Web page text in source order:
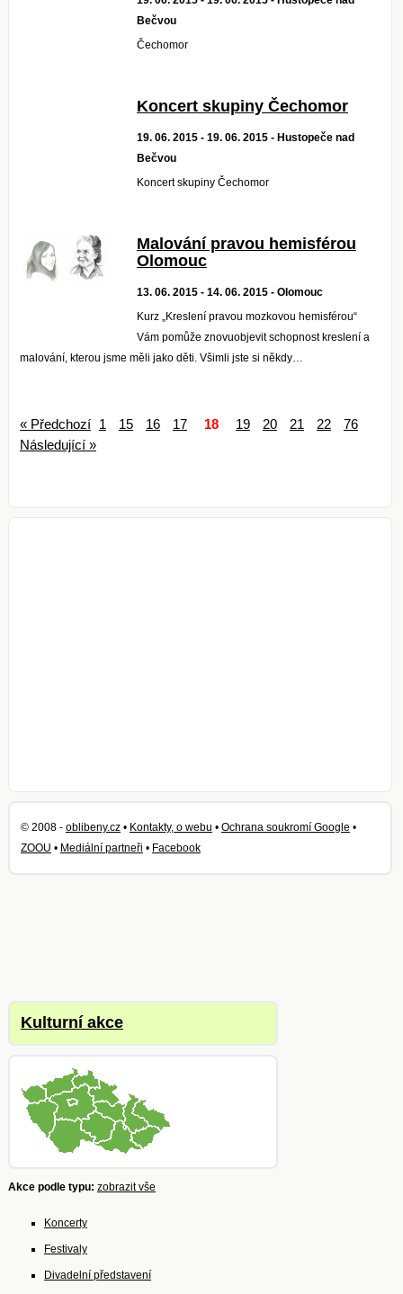
Bečvou
Čechomor
Koncert skupiny Čechomor
19. 06. 2015 - 19. 06. 2015 - Hustopeče nad
Bečvou
Koncert skupiny Čechomor
Malování pravou hemisférou
Olomouc
13. 06. 2015 - 14. 06. 2015 - Olomouc
Kurz „Kreslení pravou mozkovou hemisférou“
Vám pomůže znovuobjevit schopnost kreslení a
malování, kterou jsme měli jako děti. Všimli jste si někdy…
« Předchozí 1 15 16 17 18 19 20 21 22
76
Následující »
© 2008 - oblibeny.cz• Kontakty, o webu • Ochrana soukromí Google •
ZOOU • Mediální partneři • Facebook
Kulturní akce
Akce podle typu: zobrazit vše
Koncerty
Festivaly
Divadelní představení